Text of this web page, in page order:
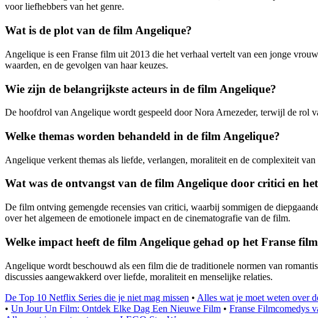
voor liefhebbers van het genre.
Wat is de plot van de film Angelique?
Angelique is een Franse film uit 2013 die het verhaal vertelt van een jonge
waarden, en de gevolgen van haar keuzes.
Wie zijn de belangrijkste acteurs in de film Angelique?
De hoofdrol van Angelique wordt gespeeld door Nora Arnezeder, terwijl de rol
Welke themas worden behandeld in de film Angelique?
Angelique verkent themas als liefde, verlangen, moraliteit en de complexiteit
Wat was de ontvangst van de film Angelique door critici en
De film ontving gemengde recensies van critici, waarbij sommigen de
over het algemeen de emotionele impact en de cinematografie van de film.
Welke impact heeft de film Angelique gehad op het Franse
Angelique wordt beschouwd als een film die de traditionele normen van
discussies aangewakkerd over liefde, moraliteit en menselijke relaties.
De Top 10 Netflix Series die je niet mag missen • Alles wat je moet weten over
• Un Jour Un Film: Ontdek Elke Dag Een Nieuwe Film • Franse Filmcomedys